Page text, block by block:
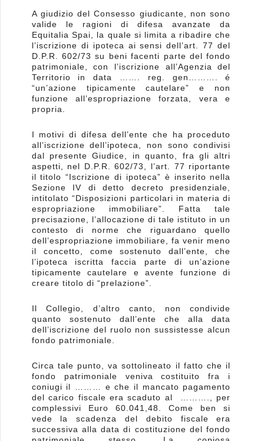
A giudizio del Consesso giudicante, non sono
valide le ragioni di difesa avanzate da
Equitalia Spai, la quale si limita a ribadire che
l’iscrizione di ipoteca ai sensi dell’art. 77 del
D.P.R. 602/73 su beni facenti parte del fondo
patrimoniale, con l’iscrizione all’Agenzia del
Territorio in data ……. reg. gen………. é
“un’azione tipicamente cautelare” e non
funzione all’espropriazione forzata, vera e
propria.
I motivi di difesa dell’ente che ha proceduto
all’iscrizione dell’ipoteca, non sono condivisi
dal presente Giudice, in quanto, fra gli altri
aspetti, nel D.P.R. 602/73, l’art. 77 riportante
il titolo “Iscrizione di ipoteca” è inserito nella
Sezione IV di detto decreto presidenziale,
intitolato “Disposizioni particolari in materia di
espropriazione immobiliare”. Fatta tale
precisazione, l’allocazione di tale istituto in un
contesto di norme che riguardano quello
dell’espropriazione immobiliare, fa venir meno
il concetto, come sostenuto dall’ente, che
l’ipoteca iscritta faccia parte di un’azione
tipicamente cautelare e avente funzione di
creare titolo di “prelazione”.
Il Collegio, d’altro canto, non condivide
quanto sostenuto dall’ente che alla data
dell’iscrizione del ruolo non sussistesse alcun
fondo patrimoniale.
Circa tale punto, va sottolineato il fatto che il
fondo patrimoniale veniva costituito fra i
coniugi il ……… e che il mancato pagamento
del carico fiscale era scaduto al ………., per
complessivi Euro 60.041,48. Come ben si
vede la scadenza del debito fiscale era
successiva alla data di costituzione del fondo